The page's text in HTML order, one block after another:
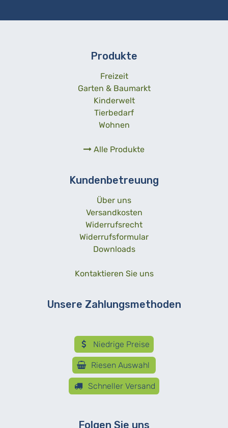
Produkte
Freizeit
Garten & Baumarkt
Kinderwelt
Tierbedarf
Wohnen
Alle Produkte
Kundenbetreuung
Über uns
Versandkosten
Widerrufsrecht
Widerrufsformular
Downloads
Kontaktieren Sie uns
Unsere Zahlungsmethoden
Niedrige Preise
Riesen Auswahl
Schneller Versand
Folgen Sie uns